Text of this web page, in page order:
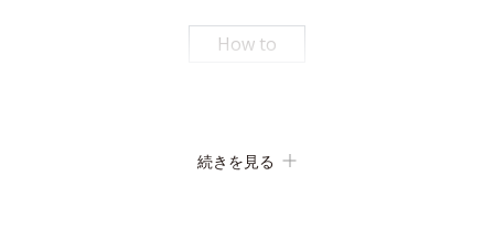
りとり、上下に強く3回振ったときの泡の嵩目盛りを測定する。N＝3, P<0.05, student t-
How to
続きを見る